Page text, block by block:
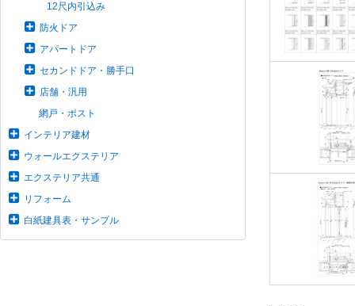
12尺内引込み
防火ドア
アパートドア
セカンドドア・勝手口
店舗・汎用
網戸・ポスト
インテリア建材
ウォールエクステリア
エクステリア共通
リフォーム
白紙建具表・サンプル